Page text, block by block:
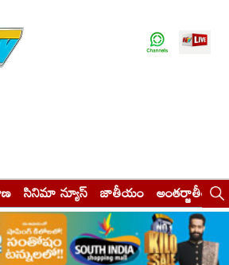
సినిమా న్యూస్ జాతీయం అంతర్జాతీయం